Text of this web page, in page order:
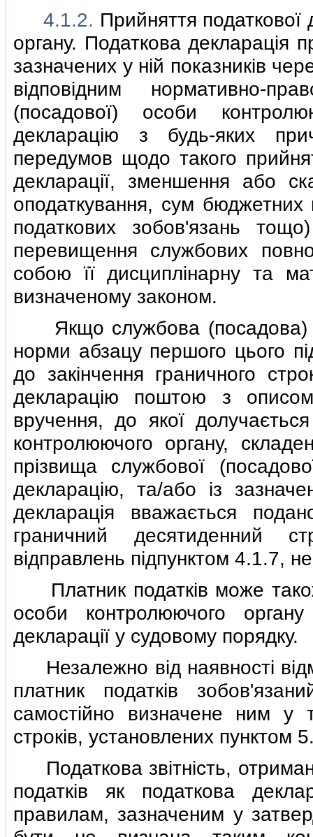
4.1.2. Прийняття
органу. Податкова декларацiя
зазначених у нiй показникiв
вiдповiдним нормативно-
(посадової) особи
декларацiю з будь-яких
передумов щодо такого
декларацiї, зменшення або
оподаткування, сум
податкових зобов'язань
перевищення службових
собою її дисциплiнарну та
визначеному законом.
Якщо службова (посадова)
норми абзацу першого цього
до закiнчення граничного
декларацiю поштою з
вручення, до якої
контролюючого органу,
прiзвища службової
декларацiю, та/або iз
декларацiя вважається
граничний десятиденний
вiдправлень пiдпунктом 4.1.7,
Платник податкiв може
особи контролюючого
декларацiї у судовому порядку.
Незалежно вiд наявностi
платник податкiв
самостiйно визначене ним у
строкiв, установлених пунктом
Податкова звiтнiсть,
податкiв як податкова
правилам, зазначеним у